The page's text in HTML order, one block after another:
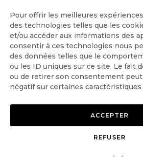
Pour offrir les meilleures
des technologies telles que les
et/ou accéder aux informations des
consentir à ces technologies nous
des données telles que le
ou les ID uniques sur ce site. Le fait
ou de retirer son consentement
négatif sur certaines
ACCEPTER
REFUSER
Quotidienne
Hebdo
OK